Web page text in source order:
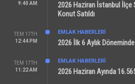
9:40 AM
2026 Haziran İstanbul İlçe
Konut Satıldı
TEM 17TH
12:44 PM
EMLAK HABERLERI
2026 İlk 6 Aylık
TEM 17TH
11:22 AM
EMLAK HABERLERI
2026 Haziran Ayında